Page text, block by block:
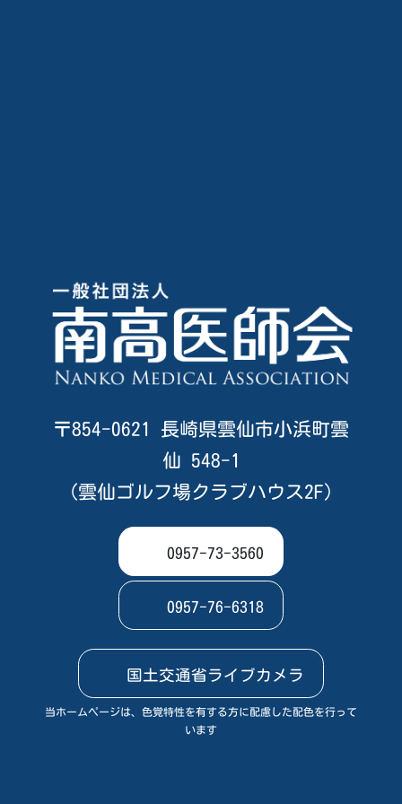
〒854-0621 長崎県雲仙市小浜町雲
仙 548-1
（雲仙ゴルフ場クラブハウス2F）
0957-73-3560
0957-76-6318
国土交通省ライブカメラ
当ホームページは、色覚特性を有する方に配慮した配色を行って
います